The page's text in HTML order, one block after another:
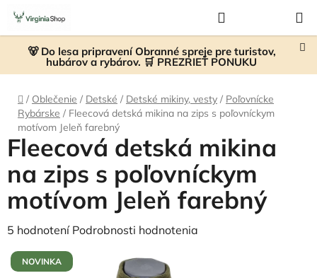
Prejsť
obsah
🐻 Do lesa pripravení Obranné spreje pre turistov,
hubárov a rybárov. 🛒 PREZRIEŤ PONUKU
KOŠÍK
Domov
/ Oblečenie / Detské / Detské mikiny, vesty / Poľovnícke
Rybárske / Fleecová detská mikina na zips s poľovníckym
motívom Jeleň farebný
Fleecová detská mikina
na zips s poľovníckym
motívom Jeleň farebný
Priemerné
hodnotenie
produktu
5 hodnotení Podrobnosti hodnotenia
NOVINKA